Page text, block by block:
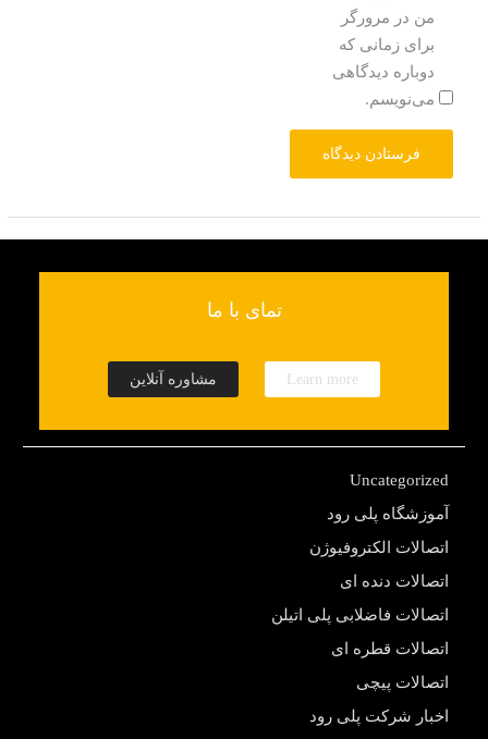
من در مرورگر
برای زمانی که
دوباره دیدگاهی
می‌نویسم.
تمای با ما
Learn more مشاوره آنلاین
Uncategorized
آموزشگاه پلی رود
اتصالات الکتروفیوژن
اتصالات دنده ای
اتصالات فاضلابی پلی اتیلن
اتصالات قطره ای
اتصالات پیچی
اخبار شرکت پلی رود